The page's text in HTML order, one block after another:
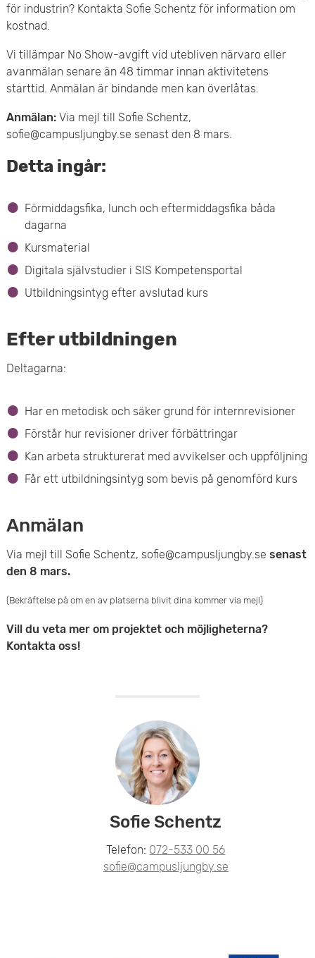
för industrin? Kontakta Sofie Schentz för information om
kostnad.
Vi tillämpar No Show-avgift vid utebliven närvaro eller
avanmälan senare än 48 timmar innan aktivitetens
starttid. Anmälan är bindande men kan överlåtas.
Anmälan: Via mejl till Sofie Schentz,
sofie@campusljungby.se senast den 8 mars.
Detta ingår:
Förmiddagsfika, lunch och eftermiddagsfika båda
dagarna
Kursmaterial
Digitala självstudier i SIS Kompetensportal
Utbildningsintyg efter avslutad kurs
Efter utbildningen
Deltagarna:
Har en metodisk och säker grund för internrevisioner
Förstår hur revisioner driver förbättringar
Kan arbeta strukturerat med avvikelser och uppföljning
Får ett utbildningsintyg som bevis på genomförd kurs
Anmälan
Via mejl till Sofie Schentz, sofie@campusljungby.se senast
den 8 mars.
(Bekräftelse på om en av platserna blivit dina kommer via mejl)
Vill du veta mer om projektet och möjligheterna?
Kontakta oss!
Sofie Schentz
Telefon: 072-533 00 56
sofie@campusljungby.se